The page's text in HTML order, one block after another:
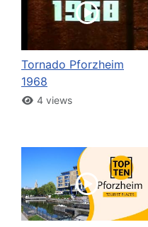
Tornado Pforzheim
1968
4 views